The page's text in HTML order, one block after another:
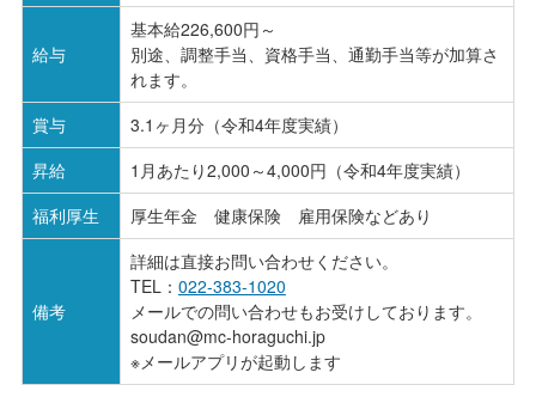
給与
基本給226,600円～
別途、調整手当、資格手当、通勤手当等が加算さ
れます。
賞与
3.1ヶ月分（令和4年度実績）
昇給
1月あたり2,000～4,000円（令和4年度実績）
福利厚生
厚生年金 健康保険 雇用保険などあり
備考
詳細は直接お問い合わせください。
TEL： 022-383-1020
メールでの問い合わせもお受けしております。
soudan@mc-horaguchi.jp
※メールアプリが起動します